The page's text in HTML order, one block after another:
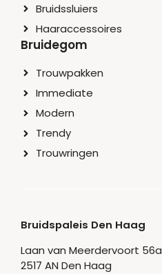
Bruidssluiers
Haaraccessoires
Bruidegom
Trouwpakken
Immediate
Modern
Trendy
Trouwringen
Bruidspaleis Den Haag
Laan van Meerdervoort 56a
2517 AN Den Haag